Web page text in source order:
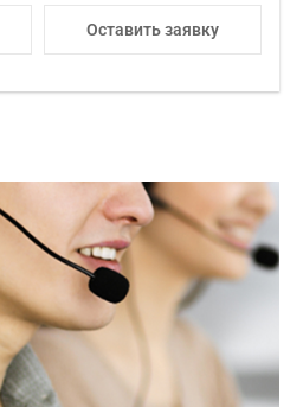
Оставить заявку